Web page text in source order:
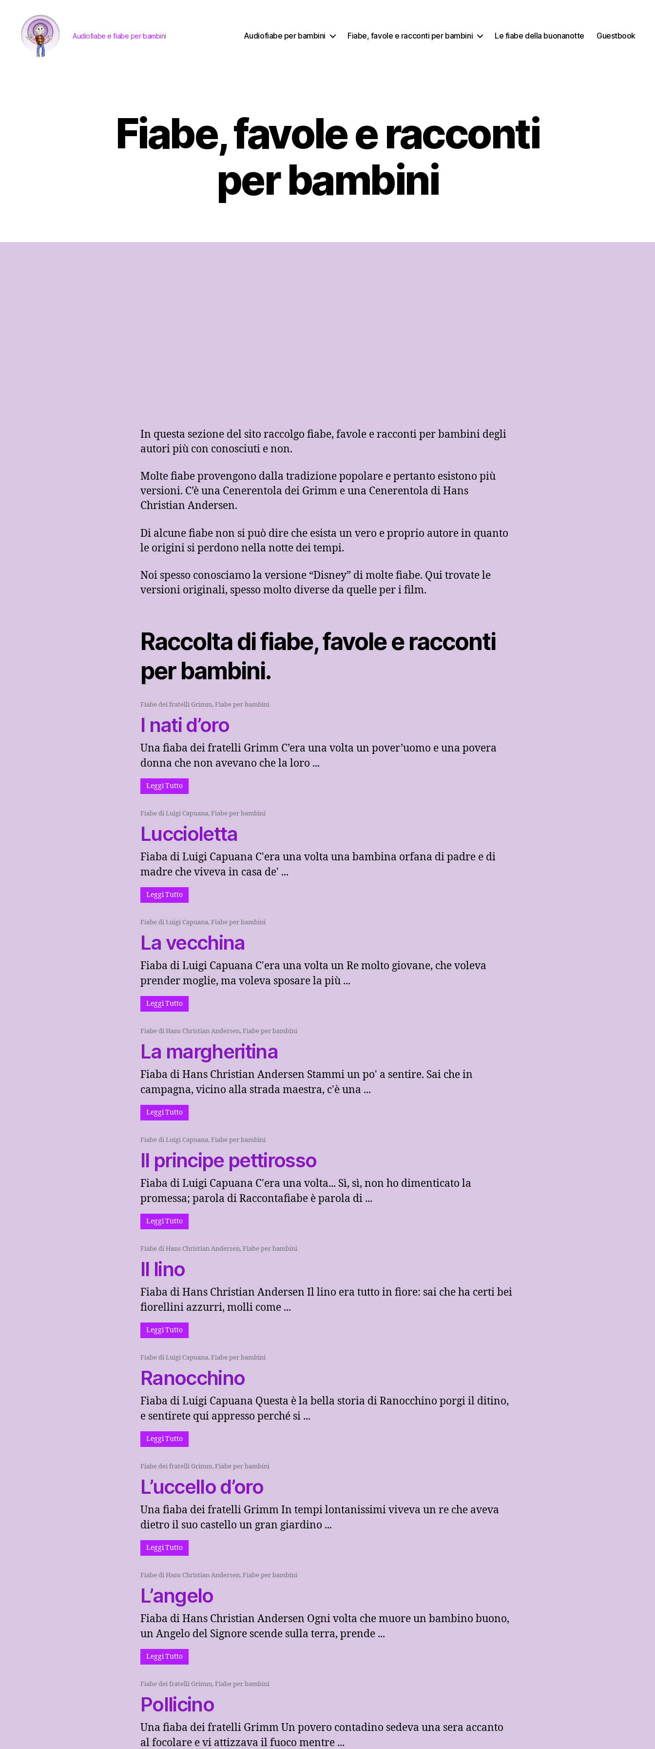
Audiofiabe e fiabe per bambini Audiofiabe per bambini Fiabe, favole e racconti per bambini Le fiabe della buonanotte Guestbook
Fiabe, favole e racconti
per bambini
In questa sezione del sito raccolgo fiabe, favole e racconti per bambini degli
autori più con conosciuti e non.
Molte fiabe provengono dalla tradizione popolare e pertanto esistono più
versioni. C’è una Cenerentola dei Grimm e una Cenerentola di Hans
Christian Andersen.
Di alcune fiabe non si può dire che esista un vero e proprio autore in quanto
le origini si perdono nella notte dei tempi.
Noi spesso conosciamo la versione “Disney” di molte fiabe. Qui trovate le
versioni originali, spesso molto diverse da quelle per i film.
Raccolta di fiabe, favole e racconti
per bambini.
Fiabe dei fratelli Grimm,Fiabe per bambini
I nati d’oro
Una fiaba dei fratelli Grimm C’era una volta un pover’uomo e una povera
donna che non avevano che la loro ...
Leggi Tutto
Fiabe di Luigi Capuana,Fiabe per bambini
Luccioletta
Fiaba di Luigi Capuana C'era una volta una bambina orfana di padre e di
madre che viveva in casa de' ...
Leggi Tutto
Fiabe di Luigi Capuana,Fiabe per bambini
La vecchina
Fiaba di Luigi Capuana C'era una volta un Re molto giovane, che voleva
prender moglie, ma voleva sposare la più ...
Leggi Tutto
Fiabe di Hans Christian Andersen,Fiabe per bambini
La margheritina
Fiaba di Hans Christian Andersen Stammi un po' a sentire. Sai che in
campagna, vicino alla strada maestra, c'è una ...
Leggi Tutto
Fiabe di Luigi Capuana,Fiabe per bambini
Il principe pettirosso
Fiaba di Luigi Capuana C'era una volta... Sì, sì, non ho dimenticato la
promessa; parola di Raccontafiabe è parola di ...
Leggi Tutto
Fiabe di Hans Christian Andersen,Fiabe per bambini
Il lino
Fiaba di Hans Christian Andersen Il lino era tutto in fiore: sai che ha certi bei
fiorellini azzurri, molli come ...
Leggi Tutto
Fiabe di Luigi Capuana,Fiabe per bambini
Ranocchino
Fiaba di Luigi Capuana Questa è la bella storia di Ranocchino porgi il ditino,
e sentirete qui appresso perché si ...
Leggi Tutto
Fiabe dei fratelli Grimm,Fiabe per bambini
L’uccello d’oro
Una fiaba dei fratelli Grimm In tempi lontanissimi viveva un re che aveva
dietro il suo castello un gran giardino ...
Leggi Tutto
Fiabe di Hans Christian Andersen,Fiabe per bambini
L’angelo
Fiaba di Hans Christian Andersen Ogni volta che muore un bambino buono,
un Angelo del Signore scende sulla terra, prende ...
Leggi Tutto
Fiabe dei fratelli Grimm,Fiabe per bambini
Pollicino
Una fiaba dei fratelli Grimm Un povero contadino sedeva una sera accanto
al focolare e vi attizzava il fuoco mentre ...